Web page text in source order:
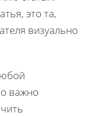
это та,
визуально
важно